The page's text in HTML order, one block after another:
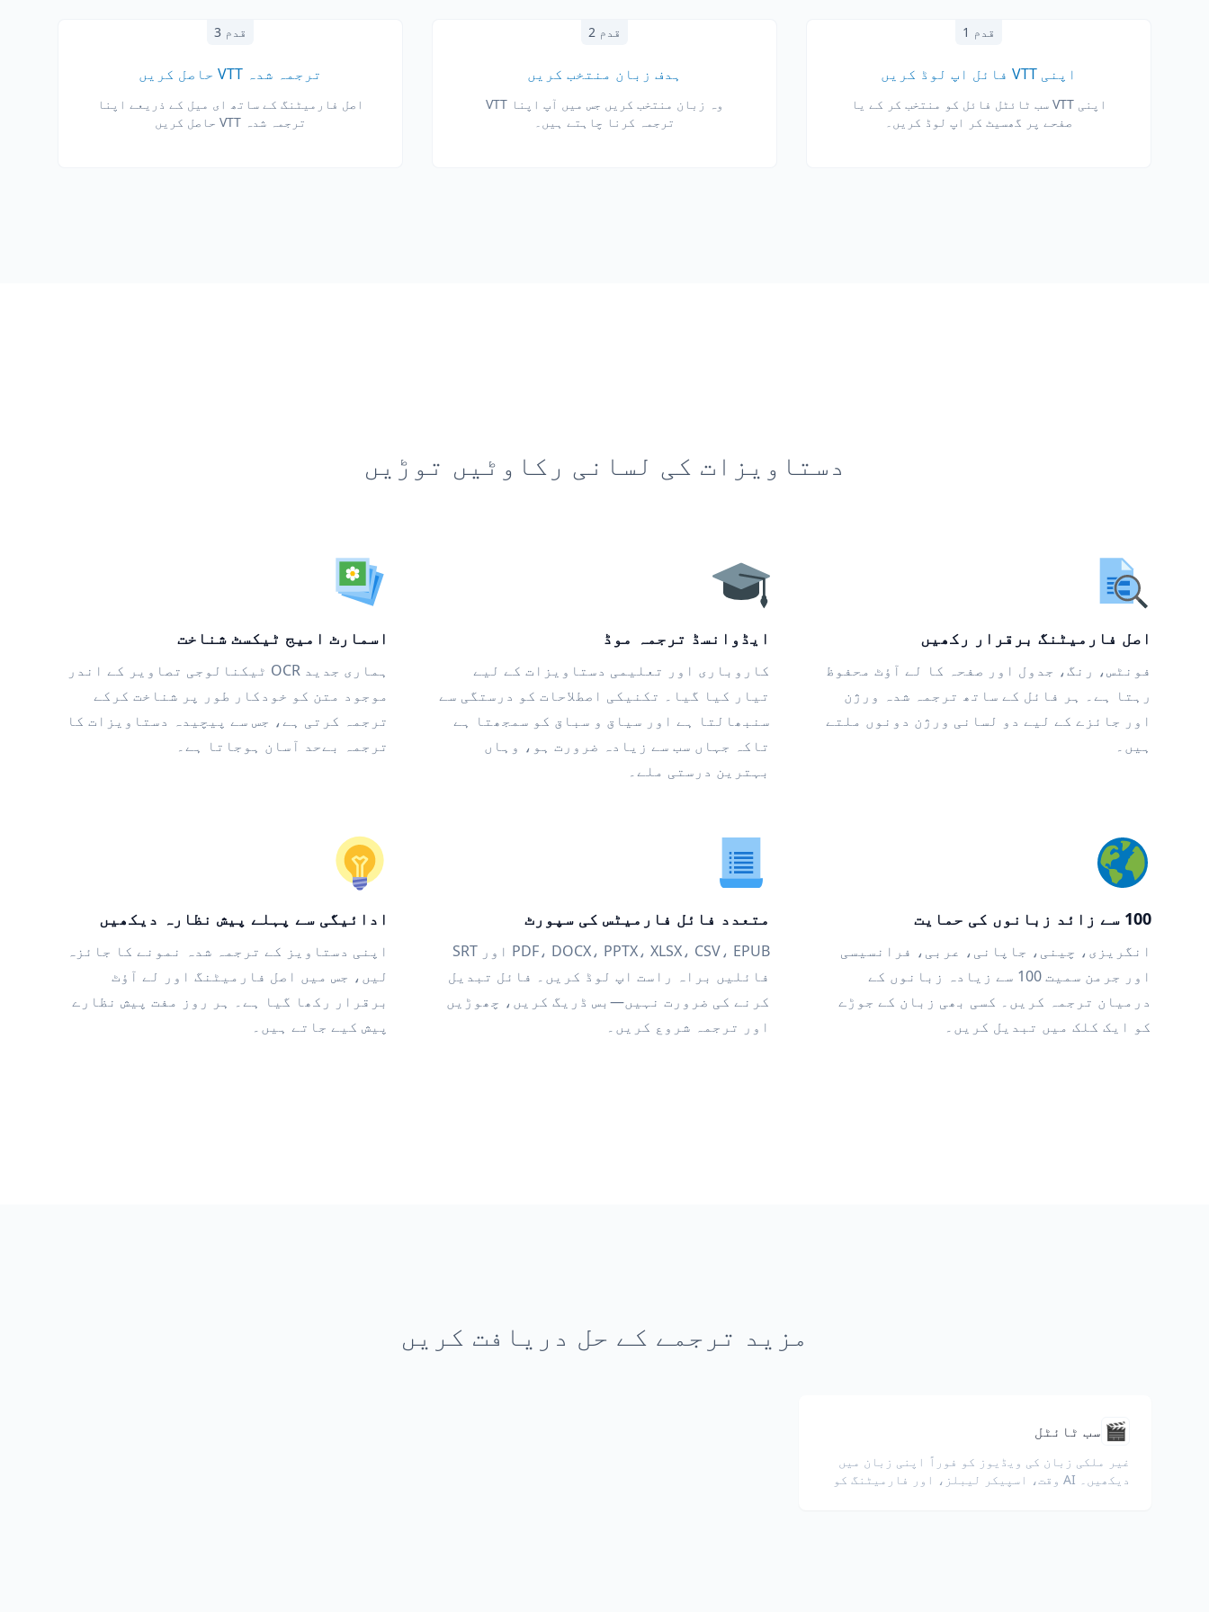
قدم 1
اپنی VTT فائل اپ لوڈ کریں
اپنی VTT سب ٹائٹل فائل کو منتخب کر کے یا
صفحے پر گھسیٹ کر اپ لوڈ کریں۔
قدم 2
ہدف زبان منتخب کریں
وہ زبان منتخب کریں جس میں آپ اپنا VTT
ترجمہ کرنا چاہتے ہیں۔
قدم 3
ترجمہ شدہ VTT حاصل کریں
اصل فارمیٹنگ کے ساتھ ای میل کے ذریعے اپنا
ترجمہ شدہ VTT حاصل کریں
دستاویزات کی لسانی رکاوٹیں توڑیں
اصل فارمیٹنگ برقرار رکھیں
فونٹس، رنگ، جدول اور صفحہ کا لے آؤٹ محفوظ
رہتا ہے۔ ہر فائل کے ساتھ ترجمہ شدہ ورژن
اور جائزے کے لیے دو لسانی ورژن دونوں ملتے
ہیں۔
ایڈوانسڈ ترجمہ موڈ
کاروباری اور تعلیمی دستاویزات کے لیے
تیار کیا گیا۔ تکنیکی اصطلاحات کو درستگی سے
سنبھالتا ہے اور سیاق و سباق کو سمجھتا ہے
تاکہ جہاں سب سے زیادہ ضرورت ہو، وہاں
بہترین درستی ملے۔
اسمارٹ امیج ٹیکسٹ شناخت
ہماری جدید OCR ٹیکنالوجی تصاویر کے اندر
موجود متن کو خودکار طور پر شناخت کرکے
ترجمہ کرتی ہے، جس سے پیچیدہ دستاویزات کا
ترجمہ بےحد آسان ہوجاتا ہے۔
100 سے زائد زبانوں کی حمایت
انگریزی، چینی، جاپانی، عربی، فرانسیسی
اور جرمن سمیت 100 سے زیادہ زبانوں کے
درمیان ترجمہ کریں۔ کسی بھی زبان کے جوڑے
کو ایک کلک میں تبدیل کریں۔
متعدد فائل فارمیٹس کی سپورٹ
PDF، DOCX، PPTX، XLSX، CSV، EPUB اور SRT
فائلیں براہ راست اپ لوڈ کریں۔ فائل تبدیل
کرنے کی ضرورت نہیں—بس ڈریگ کریں، چھوڑیں
اور ترجمہ شروع کریں۔
ادائیگی سے پہلے پیش نظارہ دیکھیں
اپنی دستاویز کے ترجمہ شدہ نمونے کا جائزہ
لیں، جس میں اصل فارمیٹنگ اور لے آؤٹ
برقرار رکھا گیا ہے۔ ہر روز مفت پیش نظارے
پیش کیے جاتے ہیں۔
مزید ترجمے کے حل دریافت کریں
🎬 سب ٹائٹل
غیر ملکی زبان کی ویڈیوز کو فوراً اپنی زبان میں
دیکھیں۔ AI وقت، اسپیکر لیبلز، اور فارمیٹنگ کو